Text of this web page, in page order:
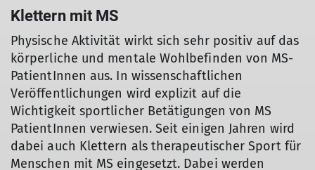
Klettern mit MS
Physische Aktivität wirkt sich sehr positiv auf das
körperliche und mentale Wohlbefinden von MS-
PatientInnen aus. In wissenschaftlichen
Veröffentlichungen wird explizit auf die
Wichtigkeit sportlicher Betätigungen von MS
PatientInnen verwiesen. Seit einigen Jahren wird
dabei auch Klettern als therapeutischer Sport für
Menschen mit MS eingesetzt. Dabei werden